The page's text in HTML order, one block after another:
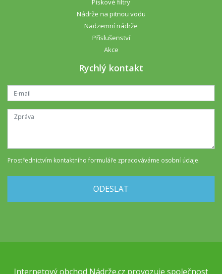
Pískové filtry
Nádrže na pitnou vodu
Nadzemní nádrže
Příslušenství
Akce
Rychlý kontakt
Prostřednictvím kontaktního formuláře zpracováváme osobní údaje.
ODESLAT
Internetový obchod Nádrže.cz provozuje společnost